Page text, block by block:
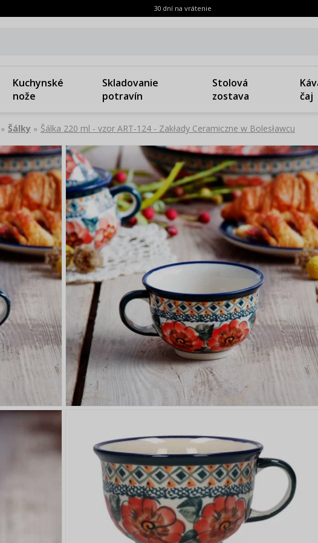
30 dní na vrátenie
Kuchynské
nože
Skladovanie
potravín
Stolová
zostava
čaj
» Šálky » Šálka 220 ml - vzor ART-124 - Zakłady Ceramiczne w Bolesławcu